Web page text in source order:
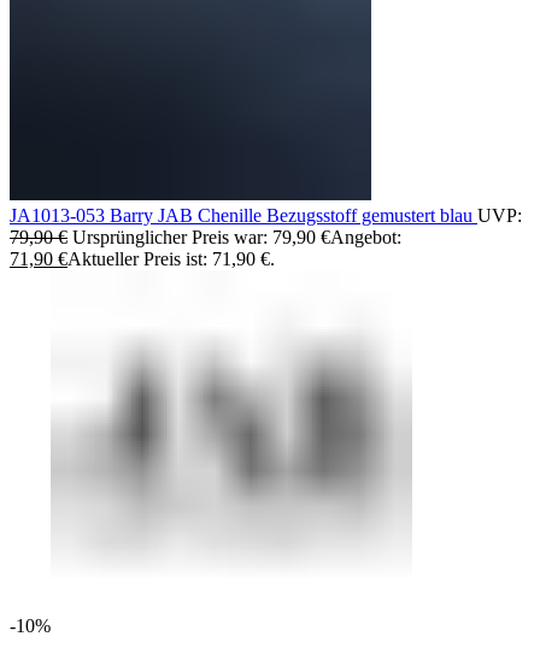
JA1013-053 Barry JAB Chenille Bezugsstoff gemustert blau UVP:
79,90€ Ursprünglicher Preis war: 79,90 €Angebot:
71,90 €Aktueller Preis ist: 71,90 €.
-10%